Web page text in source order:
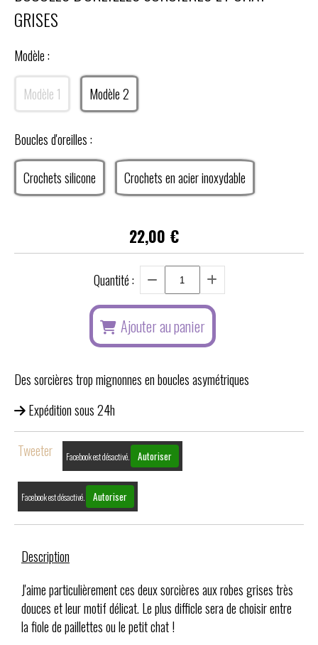
GRISES
Modèle :
Modèle 1 Modèle 2
Boucles d'oreilles :
Crochets silicone Crochets en acier inoxydable
22,00 €
Quantité :
Ajouter au panier
Des sorcières trop mignonnes en boucles asymétriques
Expédition sous 24h
Tweeter Facebook est désactivé. Autoriser
Facebook est désactivé. Autoriser
Description
J'aime particulièrement ces deux sorcières aux robes grises très
douces et leur motif délicat. Le plus difficle sera de choisir entre
la fiole de paillettes ou le petit chat !